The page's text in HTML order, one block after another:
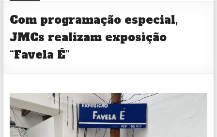
CULTURAL
Com programação especial,
JMCs realizam exposição
“Favela É”